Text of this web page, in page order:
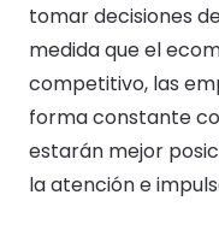
tomar decisiones
medida que el
competitivo, las
forma constante
estarán mejor
la atención e